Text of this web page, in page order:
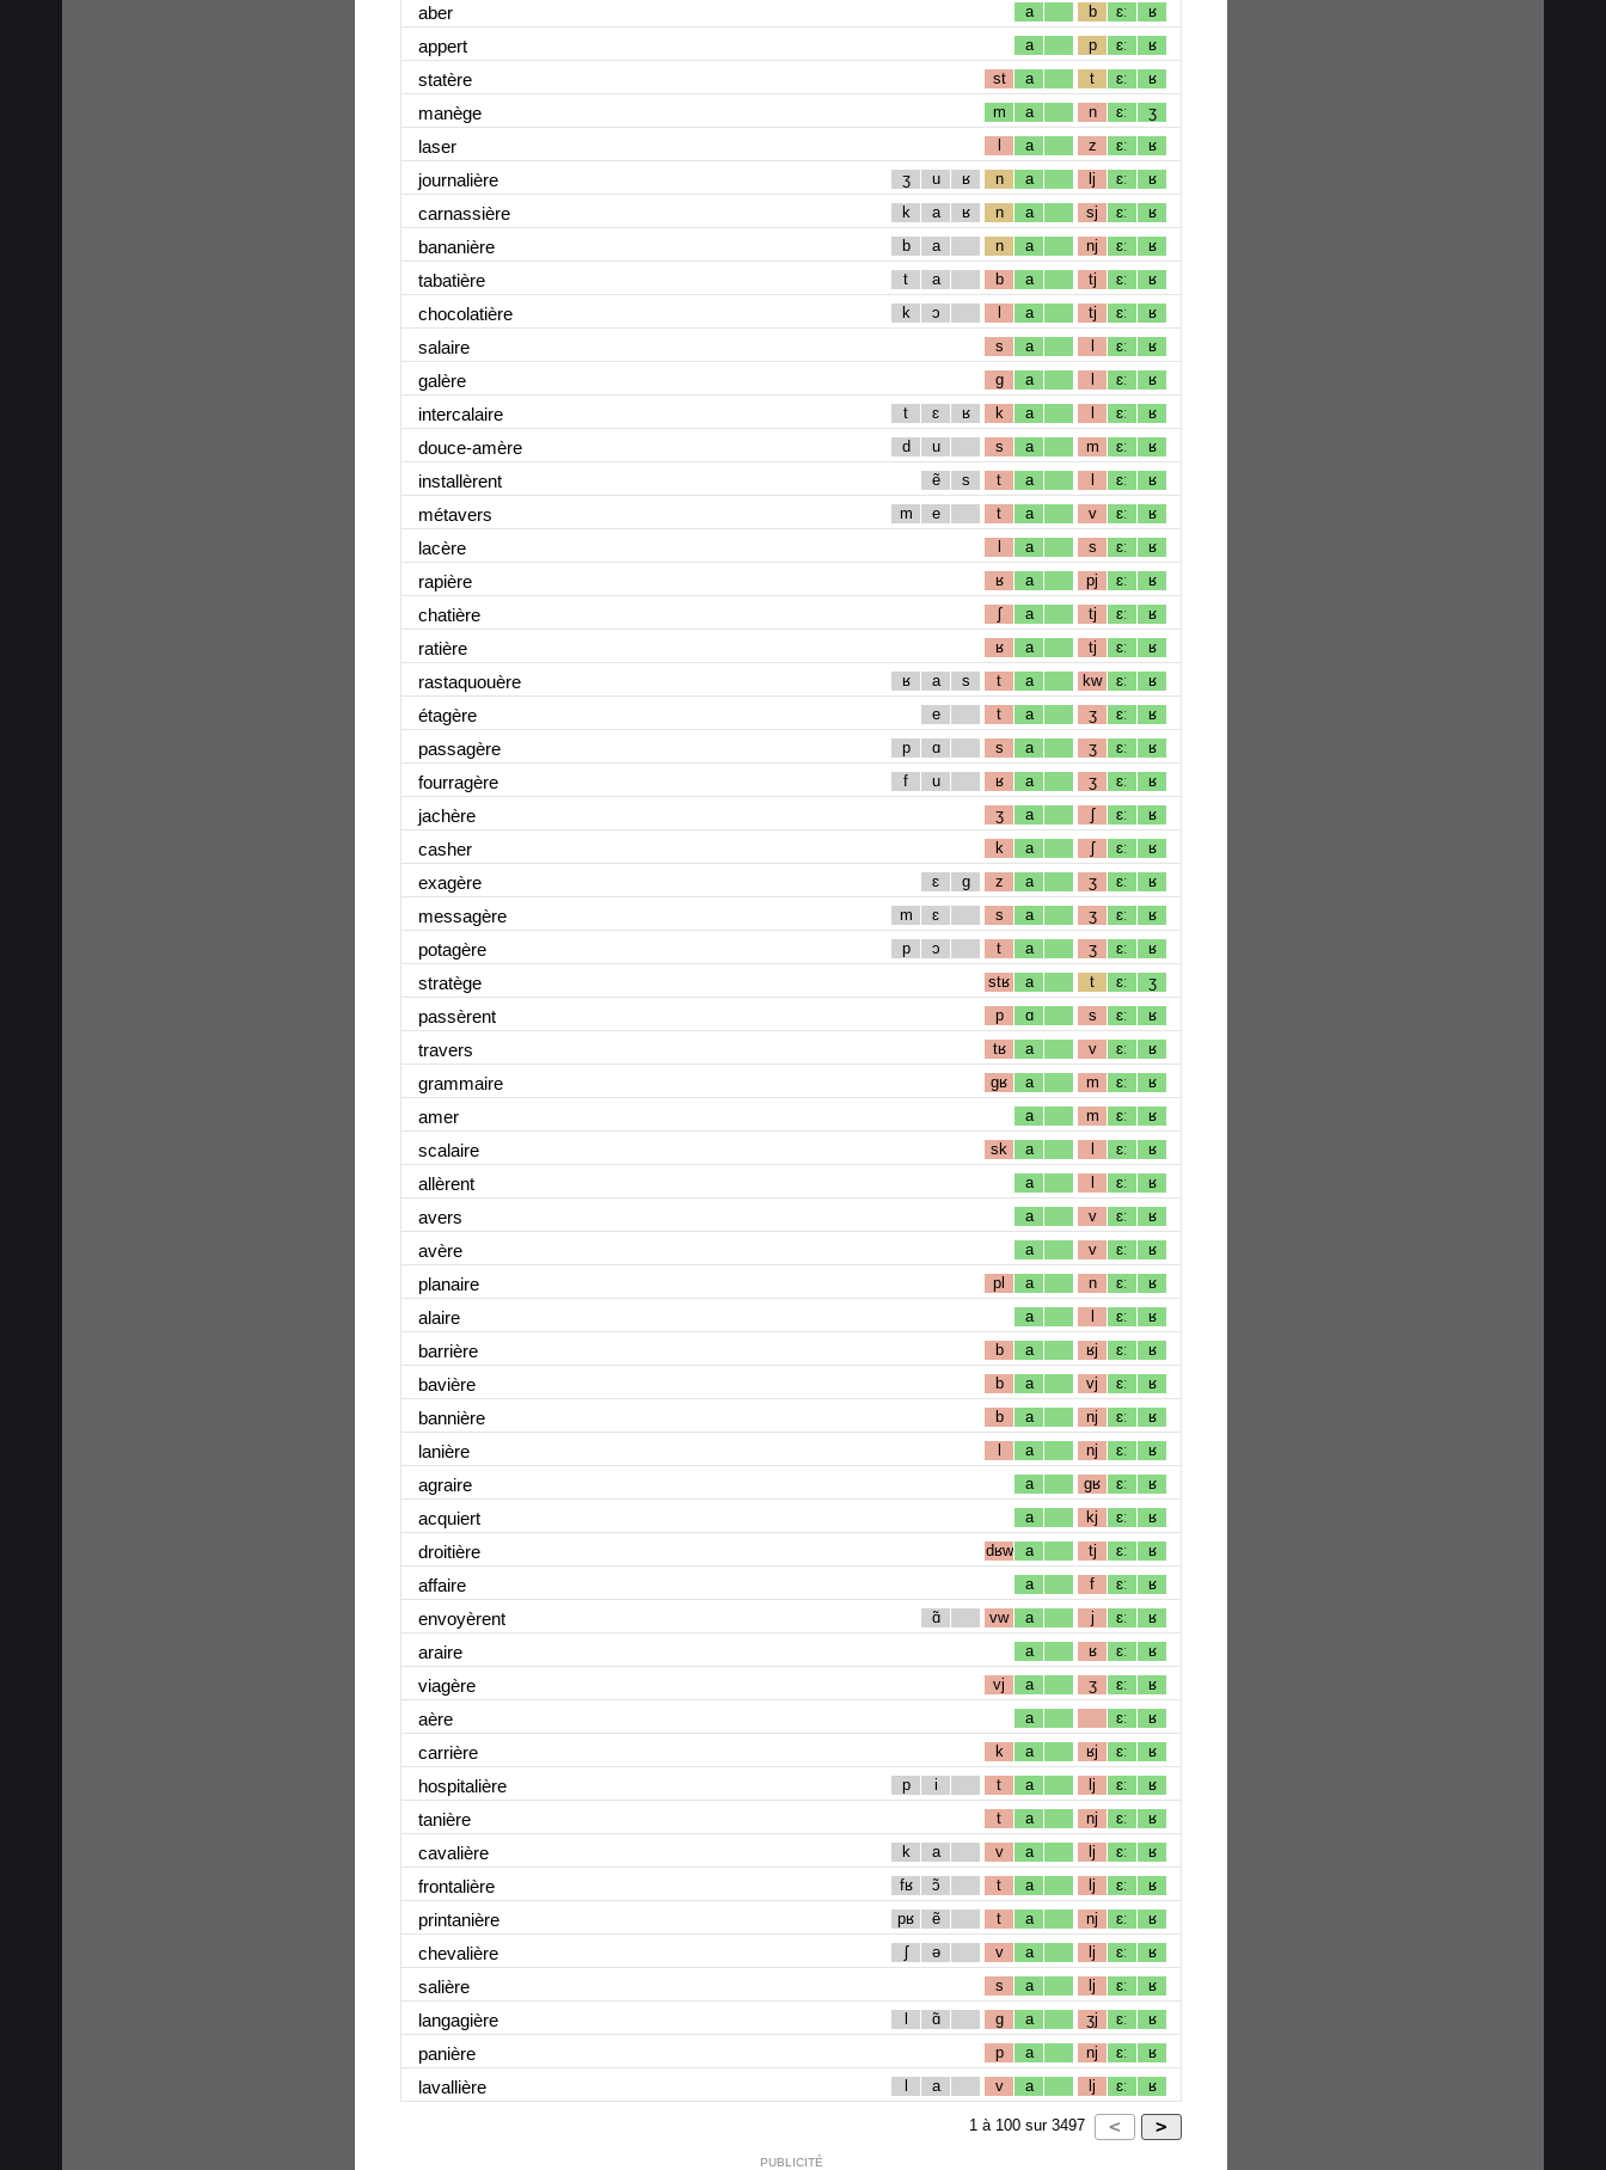
aber a b ɛː ʁ
appert a p ɛː ʁ
statère st a t ɛː ʁ
manège m a n ɛː ʒ
laser l a z ɛː ʁ
journalière ʒ u ʁ n a lj ɛː ʁ
carnassière k a ʁ n a sj ɛː ʁ
bananière b a n a nj ɛː ʁ
tabatière t a b a tj ɛː ʁ
chocolatière k ɔ l a tj ɛː ʁ
salaire s a l ɛː ʁ
galère g a l ɛː ʁ
intercalaire t ɛ ʁ k a l ɛː ʁ
douce-amère d u s a m ɛː ʁ
installèrent ẽ s t a l ɛː ʁ
métavers m e t a v ɛː ʁ
lacère l a s ɛː ʁ
rapière ʁ a pj ɛː ʁ
chatière ʃ a tj ɛː ʁ
ratière ʁ a tj ɛː ʁ
rastaquouère ʁ a s t a kw ɛː ʁ
étagère e t a ʒ ɛː ʁ
passagère p ɑ s a ʒ ɛː ʁ
fourragère f u ʁ a ʒ ɛː ʁ
jachère ʒ a ʃ ɛː ʁ
casher k a ʃ ɛː ʁ
exagère ɛ g z a ʒ ɛː ʁ
messagère m ɛ s a ʒ ɛː ʁ
potagère p ɔ t a ʒ ɛː ʁ
stratège stʁ a t ɛː ʒ
passèrent p ɑ s ɛː ʁ
travers tʁ a v ɛː ʁ
grammaire gʁ a m ɛː ʁ
amer a m ɛː ʁ
scalaire sk a l ɛː ʁ
allèrent a l ɛː ʁ
avers a v ɛː ʁ
avère a v ɛː ʁ
planaire pl a n ɛː ʁ
alaire a l ɛː ʁ
barrière b a ʁj ɛː ʁ
bavière b a vj ɛː ʁ
bannière b a nj ɛː ʁ
lanière l a nj ɛː ʁ
agraire a gʁ ɛː ʁ
acquiert a kj ɛː ʁ
droitière dʁw a tj ɛː ʁ
affaire a f ɛː ʁ
envoyèrent ɑ̃ vw a j ɛː ʁ
araire a ʁ ɛː ʁ
viagère vj a ʒ ɛː ʁ
aère a ɛː ʁ
carrière k a ʁj ɛː ʁ
hospitalière p i t a lj ɛː ʁ
tanière t a nj ɛː ʁ
cavalière k a v a lj ɛː ʁ
frontalière fʁ ɔ̃ t a lj ɛː ʁ
printanière pʁ ẽ t a nj ɛː ʁ
chevalière ʃ ə v a lj ɛː ʁ
salière s a lj ɛː ʁ
langagière l ɑ̃ g a ʒj ɛː ʁ
panière p a nj ɛː ʁ
lavallière l a v a lj ɛː ʁ
1 à 100 sur 3497
PUBLICITÉ